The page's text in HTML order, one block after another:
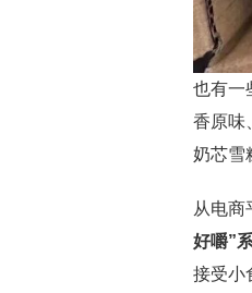
也有一
香原味
奶芯雪
从电商
好嚼”
接受小